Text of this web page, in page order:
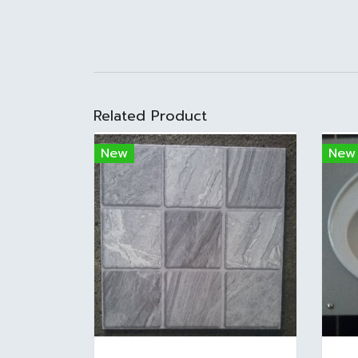
Related Product
New New